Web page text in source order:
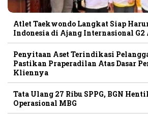
Atlet Taekwondo Langkat Siap
Indonesia di Ajang Internasional G2
Penyitaan Aset Terindikasi
Pastikan Praperadilan Atas Dasar
Kliennya
Tata Ulang 27 Ribu SPPG, BGN
Operasional MBG